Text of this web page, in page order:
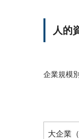
人的
企業規模
大企業